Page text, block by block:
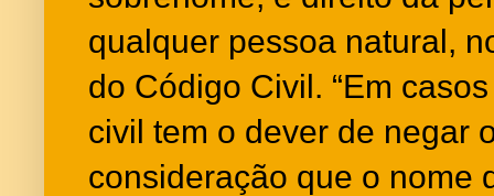
qualquer pessoa natural,
do Código Civil. “Em
civil tem o dever de negar
consideração que o nome